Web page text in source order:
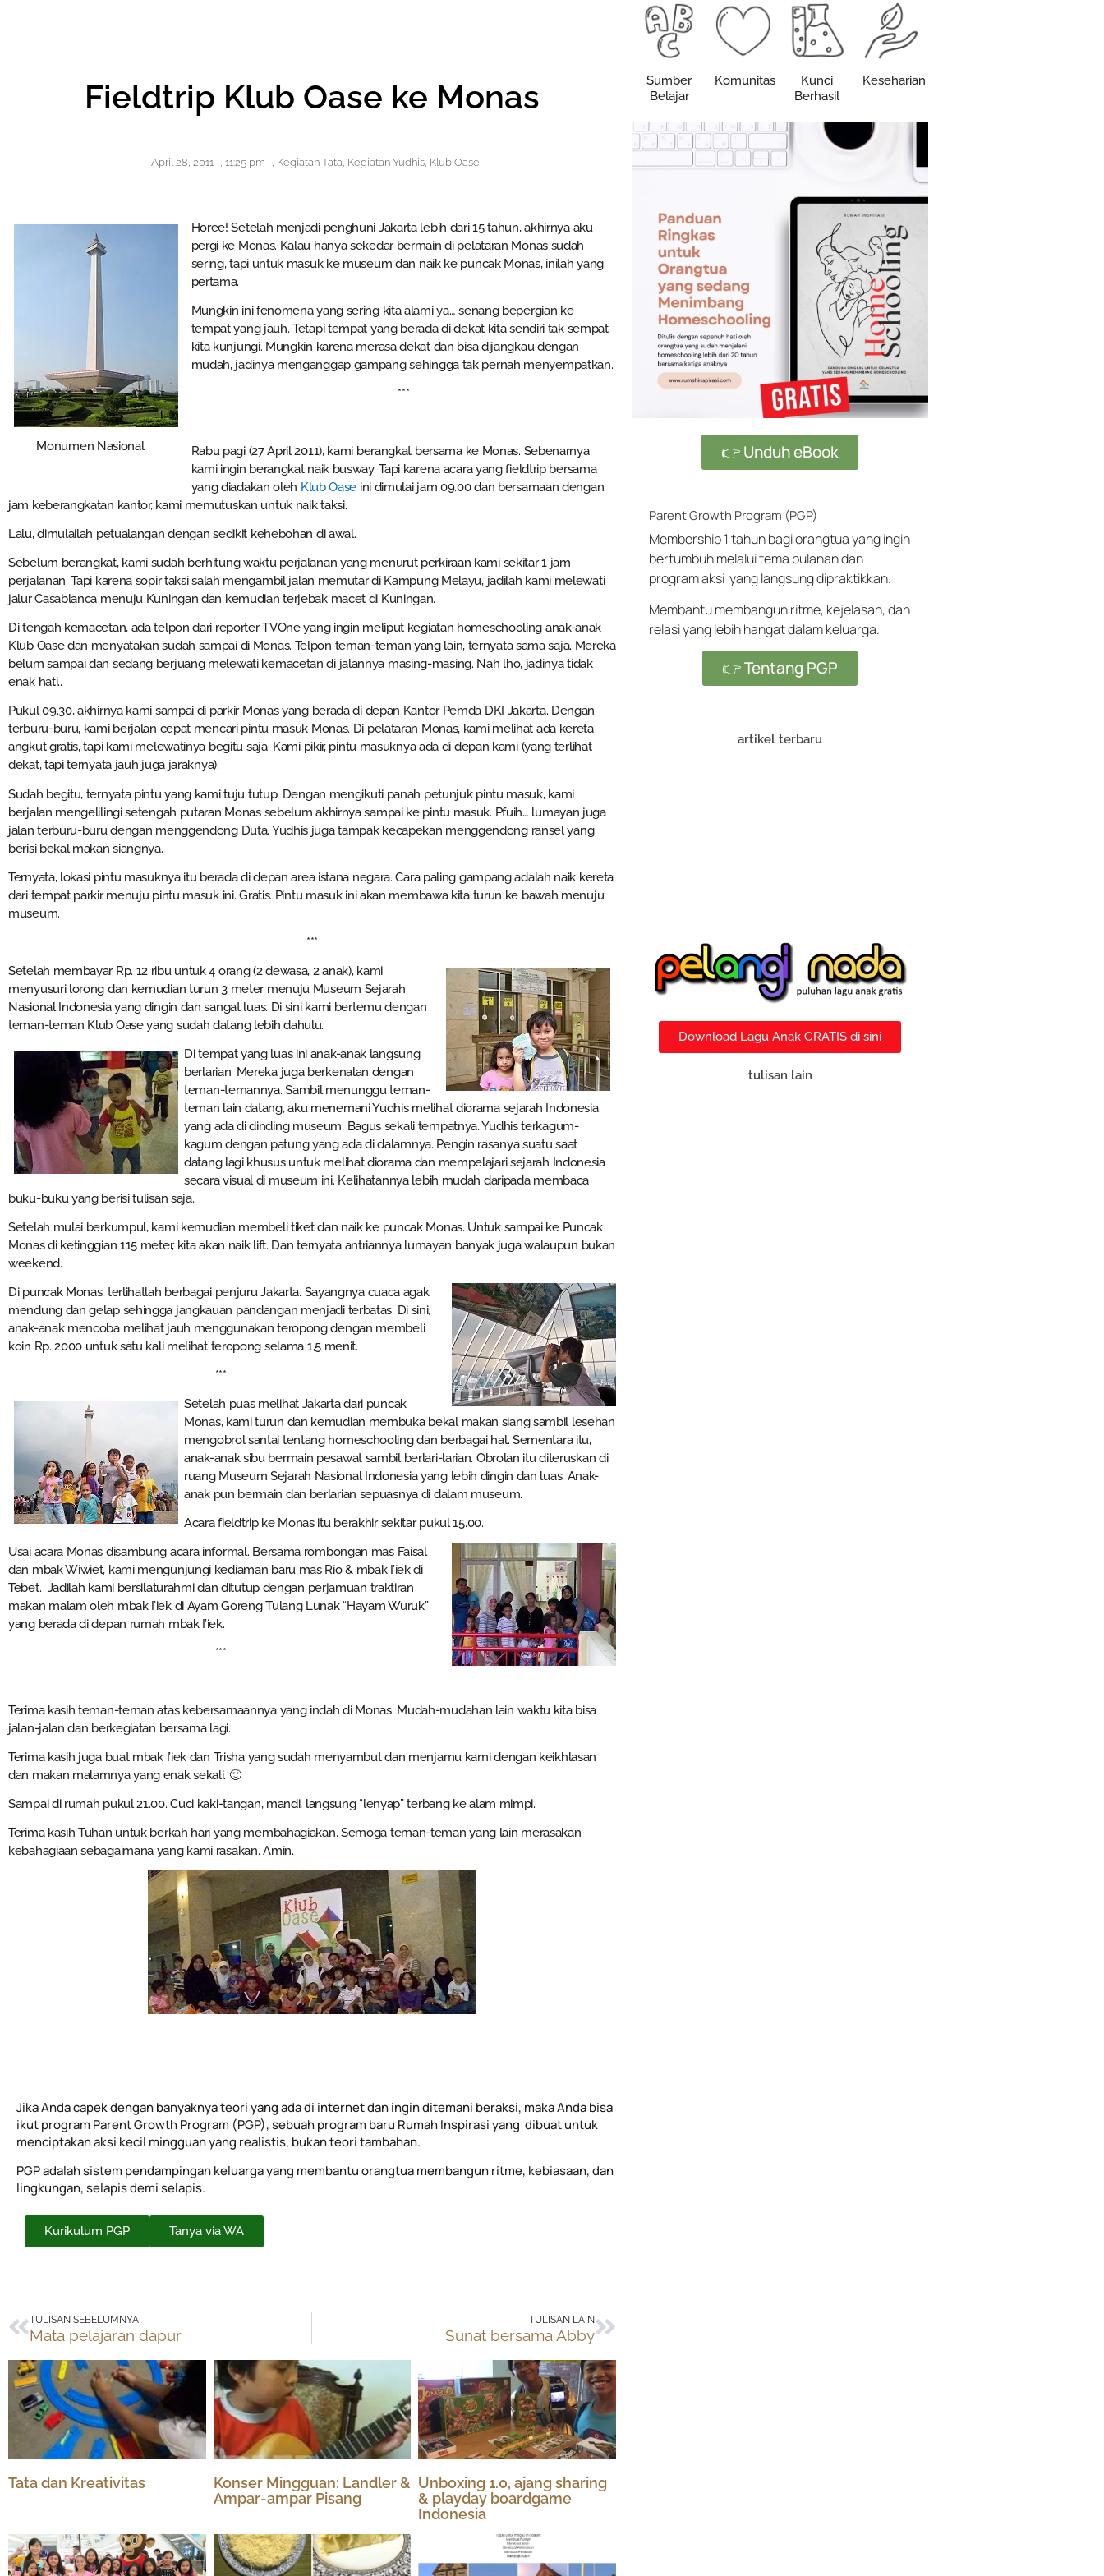
Fieldtrip Klub Oase ke Monas
April 28, 2011 , 11:25 pm , Kegiatan Tata, Kegiatan Yudhis, Klub Oase
Monumen Nasional
Horee! Setelah menjadi penghuni Jakarta lebih dari 15 tahun, akhirnya aku
pergi ke Monas. Kalau hanya sekedar bermain di pelataran Monas sudah
sering, tapi untuk masuk ke museum dan naik ke puncak Monas, inilah yang
pertama.
Mungkin ini fenomena yang sering kita alami ya… senang bepergian ke
tempat yang jauh. Tetapi tempat yang berada di dekat kita sendiri tak sempat
kita kunjungi. Mungkin karena merasa dekat dan bisa dijangkau dengan
mudah, jadinya menganggap gampang sehingga tak pernah menyempatkan.
***
Rabu pagi (27 April 2011), kami berangkat bersama ke Monas. Sebenarnya
kami ingin berangkat naik busway. Tapi karena acara yang fieldtrip bersama
yang diadakan oleh Klub Oase ini dimulai jam 09.00 dan bersamaan dengan
jam keberangkatan kantor, kami memutuskan untuk naik taksi.
Lalu, dimulailah petualangan dengan sedikit kehebohan di awal.
Sebelum berangkat, kami sudah berhitung waktu perjalanan yang menurut perkiraan kami sekitar 1 jam
perjalanan. Tapi karena sopir taksi salah mengambil jalan memutar di Kampung Melayu, jadilah kami melewati
jalur Casablanca menuju Kuningan dan kemudian terjebak macet di Kuningan.
Di tengah kemacetan, ada telpon dari reporter TVOne yang ingin meliput kegiatan homeschooling anak-anak
Klub Oase dan menyatakan sudah sampai di Monas. Telpon teman-teman yang lain, ternyata sama saja. Mereka
belum sampai dan sedang berjuang melewati kemacetan di jalannya masing-masing. Nah lho, jadinya tidak
enak hati..
Pukul 09.30, akhirnya kami sampai di parkir Monas yang berada di depan Kantor Pemda DKI Jakarta. Dengan
terburu-buru, kami berjalan cepat mencari pintu masuk Monas. Di pelataran Monas, kami melihat ada kereta
angkut gratis, tapi kami melewatinya begitu saja. Kami pikir, pintu masuknya ada di depan kami (yang terlihat
dekat, tapi ternyata jauh juga jaraknya).
Sudah begitu, ternyata pintu yang kami tuju tutup. Dengan mengikuti panah petunjuk pintu masuk, kami
berjalan mengelilingi setengah putaran Monas sebelum akhirnya sampai ke pintu masuk. Pfuih… lumayan juga
jalan terburu-buru dengan menggendong Duta. Yudhis juga tampak kecapekan menggendong ransel yang
berisi bekal makan siangnya.
Ternyata, lokasi pintu masuknya itu berada di depan area istana negara. Cara paling gampang adalah naik kereta
dari tempat parkir menuju pintu masuk ini. Gratis. Pintu masuk ini akan membawa kita turun ke bawah menuju
museum.
***
Setelah membayar Rp. 12 ribu untuk 4 orang (2 dewasa, 2 anak), kami
menyusuri lorong dan kemudian turun 3 meter menuju Museum Sejarah
Nasional Indonesia yang dingin dan sangat luas. Di sini kami bertemu dengan
teman-teman Klub Oase yang sudah datang lebih dahulu.
Di tempat yang luas ini anak-anak langsung
berlarian. Mereka juga berkenalan dengan
teman-temannya. Sambil menunggu teman-
teman lain datang, aku menemani Yudhis melihat diorama sejarah Indonesia
yang ada di dinding museum. Bagus sekali tempatnya. Yudhis terkagum-
kagum dengan patung yang ada di dalamnya. Pengin rasanya suatu saat
datang lagi khusus untuk melihat diorama dan mempelajari sejarah Indonesia
secara visual di museum ini. Kelihatannya lebih mudah daripada membaca
buku-buku yang berisi tulisan saja.
Setelah mulai berkumpul, kami kemudian membeli tiket dan naik ke puncak Monas. Untuk sampai ke Puncak
Monas di ketinggian 115 meter, kita akan naik lift. Dan ternyata antriannya lumayan banyak juga walaupun bukan
weekend.
Di puncak Monas, terlihatlah berbagai penjuru Jakarta. Sayangnya cuaca agak
mendung dan gelap sehingga jangkauan pandangan menjadi terbatas. Di sini,
anak-anak mencoba melihat jauh menggunakan teropong dengan membeli
koin Rp. 2000 untuk satu kali melihat teropong selama 1,5 menit.
***
Setelah puas melihat Jakarta dari puncak
Monas, kami turun dan kemudian membuka bekal makan siang sambil lesehan
mengobrol santai tentang homeschooling dan berbagai hal. Sementara itu,
anak-anak sibu bermain pesawat sambil berlari-larian. Obrolan itu diteruskan di
ruang Museum Sejarah Nasional Indonesia yang lebih dingin dan luas. Anak-
anak pun bermain dan berlarian sepuasnya di dalam museum.
Acara fieldtrip ke Monas itu berakhir sekitar pukul 15.00.
Usai acara Monas disambung acara informal. Bersama rombongan mas Faisal
dan mbak Wiwiet, kami mengunjungi kediaman baru mas Rio & mbak I’iek di
Tebet. Jadilah kami bersilaturahmi dan ditutup dengan perjamuan traktiran
makan malam oleh mbak I’iek di Ayam Goreng Tulang Lunak “Hayam Wuruk”
yang berada di depan rumah mbak I’iek.
***
Terima kasih teman-teman atas kebersamaannya yang indah di Monas. Mudah-mudahan lain waktu kita bisa
jalan-jalan dan berkegiatan bersama lagi.
Terima kasih juga buat mbak I’iek dan Trisha yang sudah menyambut dan menjamu kami dengan keikhlasan
dan makan malamnya yang enak sekali. 🙂
Sampai di rumah pukul 21.00. Cuci kaki-tangan, mandi, langsung “lenyap” terbang ke alam mimpi.
Terima kasih Tuhan untuk berkah hari yang membahagiakan. Semoga teman-teman yang lain merasakan
kebahagiaan sebagaimana yang kami rasakan. Amin.
Jika Anda capek dengan banyaknya teori yang ada di internet dan ingin ditemani beraksi, maka Anda bisa
ikut program Parent Growth Program (PGP), sebuah program baru Rumah Inspirasi yang dibuat untuk
menciptakan aksi kecil mingguan yang realistis, bukan teori tambahan.
PGP adalah sistem pendampingan keluarga yang membantu orangtua membangun ritme, kebiasaan, dan
lingkungan, selapis demi selapis.
Kurikulum PGP Tanya via WA
Prev
TULISAN SEBELUMNYA
Mata pelajaran dapur
TULISAN LAIN
Sunat bersama Abby
Next
Tata dan Kreativitas
Konser Mingguan: Landler &
Ampar-ampar Pisang
Unboxing 1.0, ajang sharing
& playday boardgame
Indonesia
Sumber
Belajar
Komunitas
Kunci
Berhasil
Keseharian
👉 Unduh eBook
Parent Growth Program (PGP)
Membership 1 tahun bagi orangtua yang ingin
bertumbuh melalui tema bulanan dan
program aksi yang langsung dipraktikkan.
Membantu membangun ritme, kejelasan, dan
relasi yang lebih hangat dalam keluarga.
👉 Tentang PGP
artikel terbaru
Download Lagu Anak GRATIS di sini
tulisan lain